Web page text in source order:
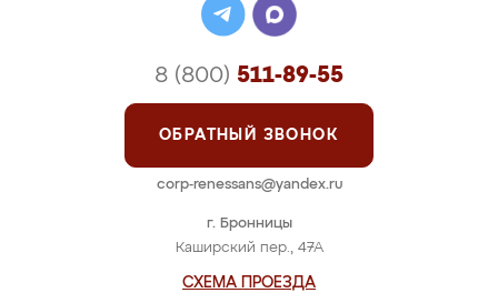
г. Бронницы
Каширский пер., 47А
СХЕМА ПРОЕЗДА
8 (800) 511-89-55
ОБРАТНЫЙ ЗВОНОК
corp-renessans@yandex.ru